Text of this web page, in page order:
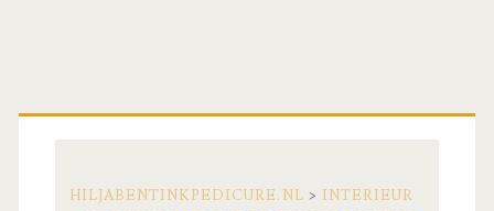
Primaire
HILJABENTINKPEDICURE.NL > INTERIEUR